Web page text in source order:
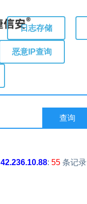
日志存储
恶意IP查询
42.236.10.88: 55条记录